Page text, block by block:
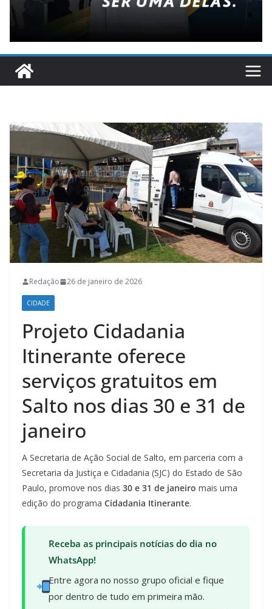
Redação 26 de janeiro de 2026
CIDADE
Projeto Cidadania
Itinerante oferece
serviços gratuitos em
Salto nos dias 30 e 31 de
janeiro
A Secretaria de Ação Social de Salto, em parceria com a
Secretaria da Justiça e Cidadania (SJC) do Estado de São
Paulo, promove nos dias 30 e 31 de janeiro mais uma
edição do programa Cidadania Itinerante.
Receba as principais notícias do dia no
WhatsApp!
Entre agora no nosso grupo oficial e fique
por dentro de tudo em primeira mão.